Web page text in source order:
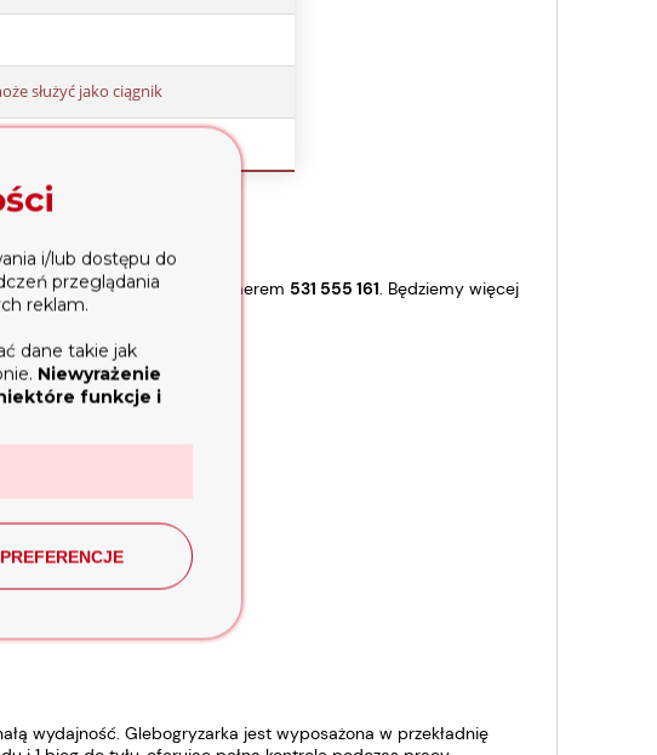
służyć jako ciągnik
naszym specjalistą pod numerem 531 555 161. Będziemy więcej
wydajność. Glebogryzarka jest wyposażona w przekładnię
i/lub dostępu do
przeglądania
reklam.
dane takie jak
Niewyrażenie
funkcje i